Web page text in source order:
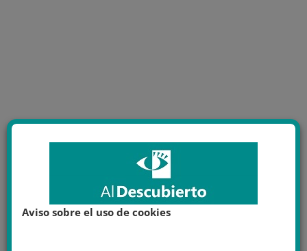
Aviso sobre el uso de cookies